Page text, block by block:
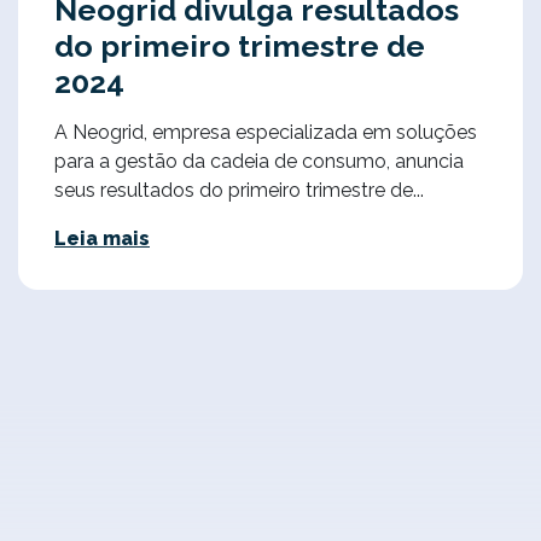
Neogrid divulga resultados
do primeiro trimestre de
2024
A Neogrid, empresa especializada em soluções
para a gestão da cadeia de consumo, anuncia
seus resultados do primeiro trimestre de...
Leia mais